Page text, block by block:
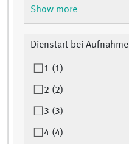
Show more
Dienstart bei Aufnahme
1 (1)
2 (2)
3 (3)
4 (4)